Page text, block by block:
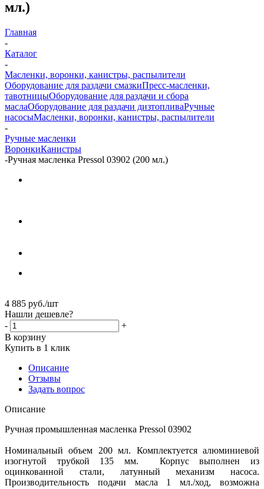
мл.)
Главная
-
Каталог
-
Масленки, воронки, канистры, распылители
Оборудование для раздачи смазкиПресс-масленки,
тавотницыОборудование для раздачи и сбора
маслаОборудование для раздачи дизтопливаРучные
насосыМасленки, воронки, канистры, распылители
-
Ручные масленки
ВоронкиКанистры
-Ручная масленка Pressol 03902 (200 мл.)
4 885 руб./шт
Нашли дешевле?
-
+
В корзину
Купить в 1 клик
Описание
Отзывы
Задать вопрос
Описание
Ручная промышленная масленка Pressol 03902
Номинальный объем 200 мл. Комплектуется алюминиевой
изогнутой трубкой 135 мм. Корпус выполнен из
оцинкованной стали, латунный механизм насоса.
Производительность подачи масла 1 мл./ход, возможна